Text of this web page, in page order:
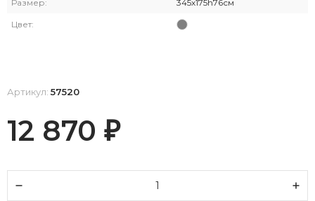
Размер: 345х175h76см
Цвет:
Артикул: 57520
12 870 ₽